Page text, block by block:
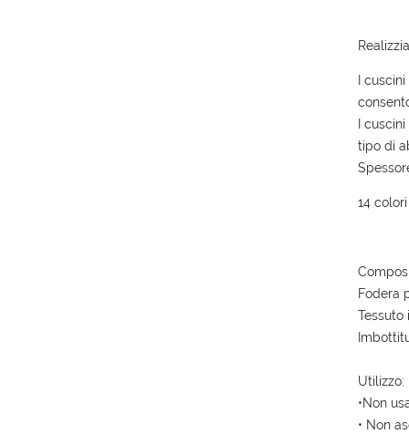
I
I
tipo di
14
Fodera
Tessuto
Utilizzo:
•Non
• Non